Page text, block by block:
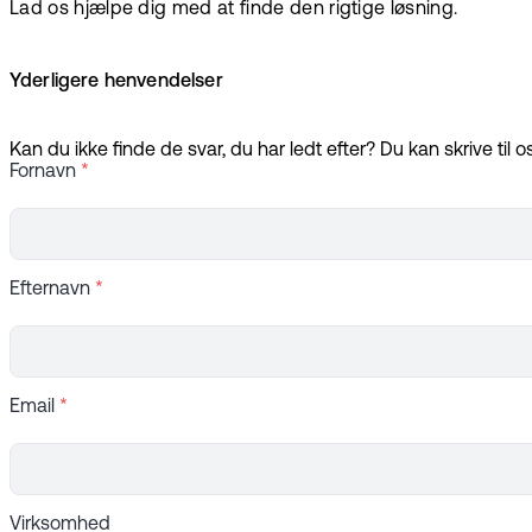
Lad os hjælpe dig med at finde den rigtige løsning.
Yderligere henvendelser
Kan du ikke finde de svar, du har ledt efter? Du kan skrive til
Fornavn *
Efternavn *
Email *
Virksomhed